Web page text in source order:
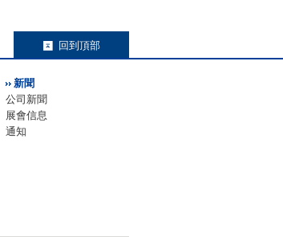
回到頂部
新聞
公司新聞
展會信息
通知